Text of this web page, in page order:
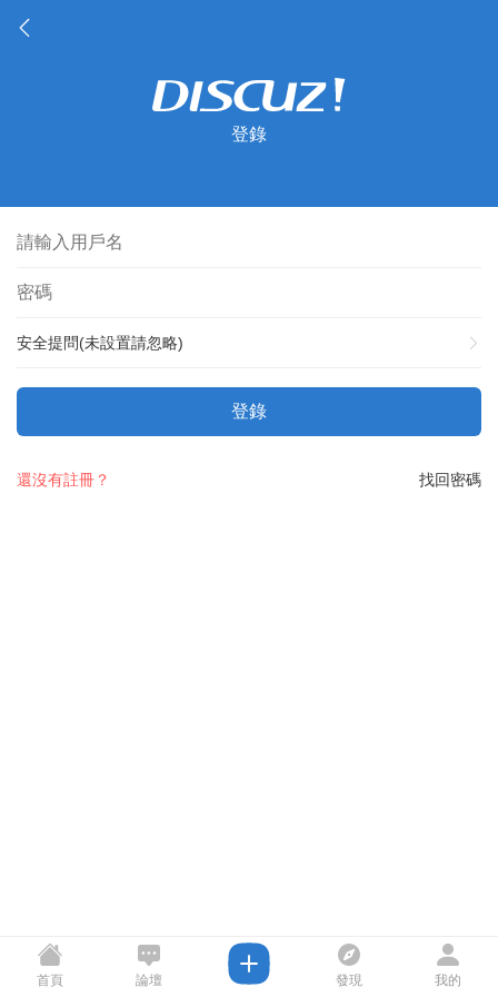
登錄
安全提問(未設置請忽略)
登錄
找回密碼
還沒有註冊？
首頁 論壇 發現 我的